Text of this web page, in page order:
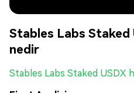
Stables Labs Staked
nedir
Stables Labs Staked USDX